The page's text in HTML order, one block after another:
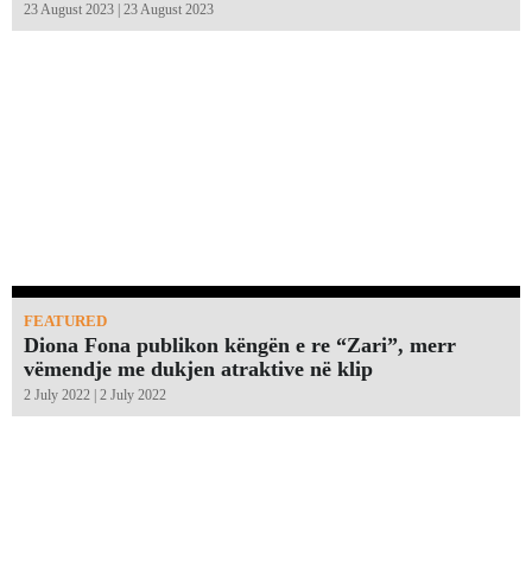
23 August 2023 | 23 August 2023
FEATURED
Diona Fona publikon këngën e re “Zari”, merr
vëmendje me dukjen atraktive në klip
2 July 2022 | 2 July 2022